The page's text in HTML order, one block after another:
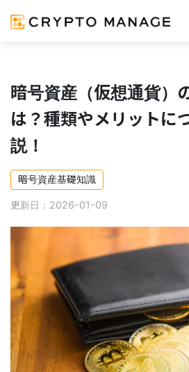
暗号資産（仮想通貨）
は？種類やメリットに
説！
暗号資産基礎知識
更新日：2026-01-09